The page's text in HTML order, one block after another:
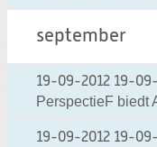
september
19-09-2012 19-
PerspectieF biedt
19-09-2012 19-